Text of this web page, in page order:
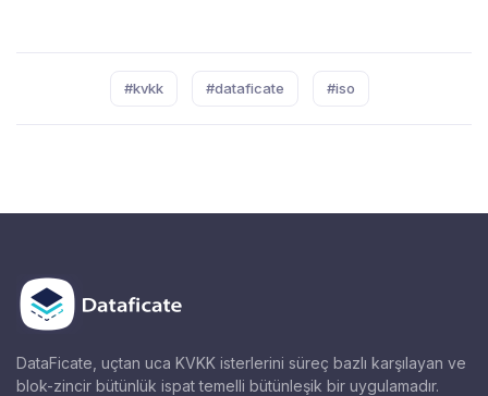
#kvkk #dataficate #iso
DataFicate, uçtan uca KVKK isterlerini süreç bazlı karşılayan ve
blok-zincir bütünlük ispat temelli bütünleşik bir uygulamadır.